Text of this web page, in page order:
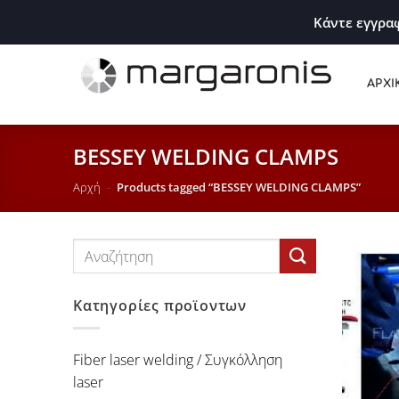
BESSEY WELDING CLAMPS
Αρχή - Products tagged “BESSEY WELDING CLAMPS”
Αναζήτηση
για:
Κατηγορίες προϊοντων
Fiber laser welding / Συγκόλληση
laser
Κάντε